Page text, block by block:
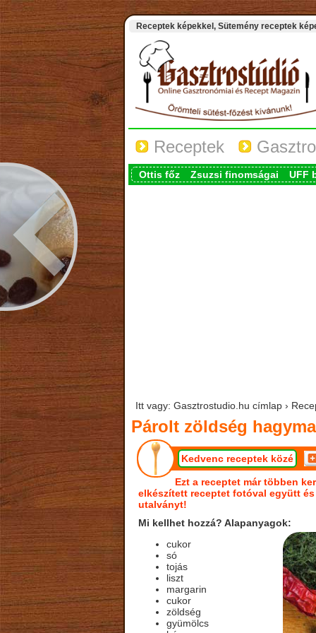
Receptek képekkel, Sütemény receptek
Receptek
Ottis főz Zsuzsi finomságai UFF
Itt vagy: Gasztrostudio.hu címlap ›
Párolt zöldség
Kedvenc receptek közé
Ezt a receptet már többen
elkészített receptet fotóval együtt
utalványt!
Mi kellhet hozzá? Alapanyagok:
cukor
só
tojás
liszt
margarin
cukor
zöldség
gyümölcs